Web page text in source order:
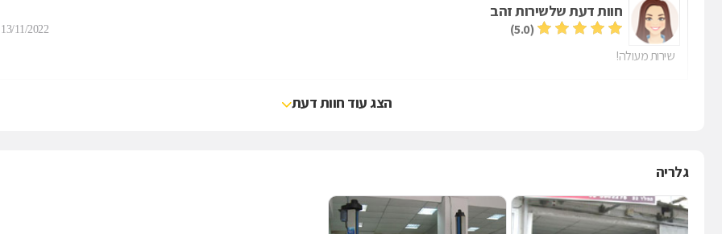
חוות דעת שלשירות זהב
(5.0)
13/11/2022
שירות מעולה!
הצג עוד חוות דעת
גלריה